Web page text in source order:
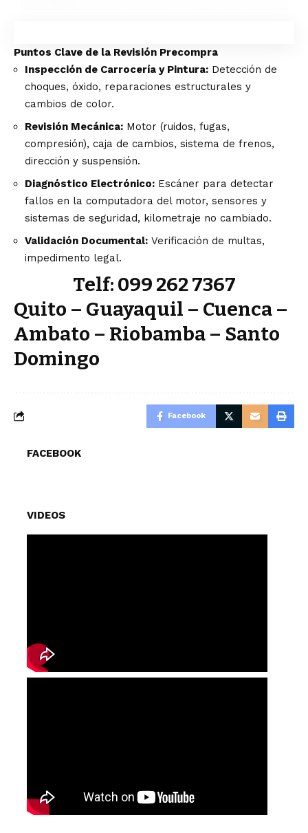
Puntos Clave de la Revisión Precompra
Inspección de Carrocería y Pintura: Detección de
choques, óxido, reparaciones estructurales y
cambios de color.
Revisión Mecánica: Motor (ruidos, fugas,
compresión), caja de cambios, sistema de frenos,
dirección y suspensión.
Diagnóstico Electrónico: Escáner para detectar
fallos en la computadora del motor, sensores y
sistemas de seguridad, kilometraje no cambiado.
Validación Documental: Verificación de multas,
impedimento legal.
Telf: 099 262 7367
Quito – Guayaquil – Cuenca –
Ambato – Riobamba – Santo
Domingo
Facebook
FACEBOOK
VIDEOS